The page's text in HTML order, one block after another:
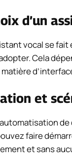
d’un
vocal se
Cela
et
faire
et sans